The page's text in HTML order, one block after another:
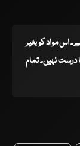
اس مواد کو بغیر
نہیں۔ تمام